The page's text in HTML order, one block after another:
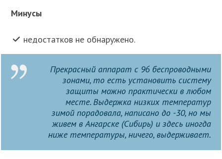
Минусы
недостатков не обнаружено.
Прекрасный аппарат с 96 беспроводными
зонами, то есть установить систему
защиты можно практически в любом
месте. Выдержка низких температур
зимой порадовала, написано до -30, но мы
живем в Ангарске (Сибирь) и здесь иногда
ниже температуры, ничего, выдерживает.